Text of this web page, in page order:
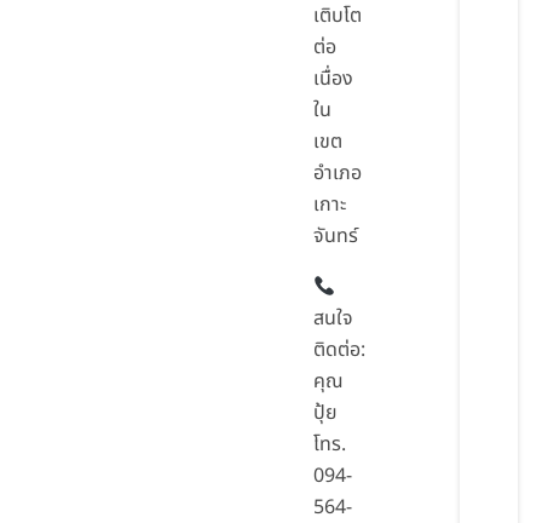
เติบโต
ต่อ
เนื่อง
ใน
เขต
อำเภอ
เกาะ
จันทร์
สนใจ
ติดต่อ:
คุณ
ปุ้ย
โทร.
094-
564-